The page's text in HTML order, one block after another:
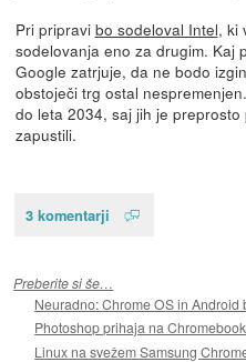
Pri pripravi bo sodeloval Intel, ki
sodelovanja eno za drugim. Kaj
Google zatrjuje, da ne bodo
obstoječi trg ostal
do leta 2034, saj jih je
zapustili.
3 komentarji
Preberite si še…
Neuradno: Chrome OS in Android
Photoshop prihaja na
Linux na svežem Samsung